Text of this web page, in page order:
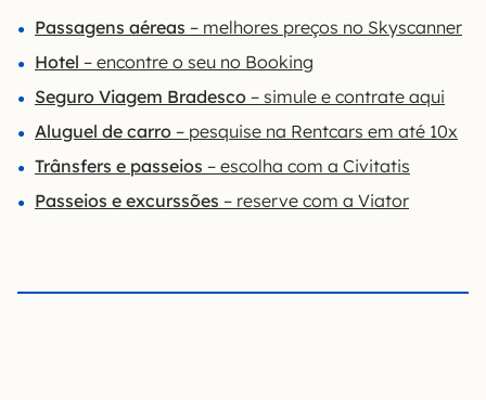
Passagens aéreas – melhores preços no Skyscanner
Hotel – encontre o seu no Booking
Seguro Viagem Bradesco – simule e contrate aqui
Aluguel de carro – pesquise na Rentcars em até 10x
Trânsfers e passeios – escolha com a Civitatis
Passeios e excurssões – reserve com a Viator